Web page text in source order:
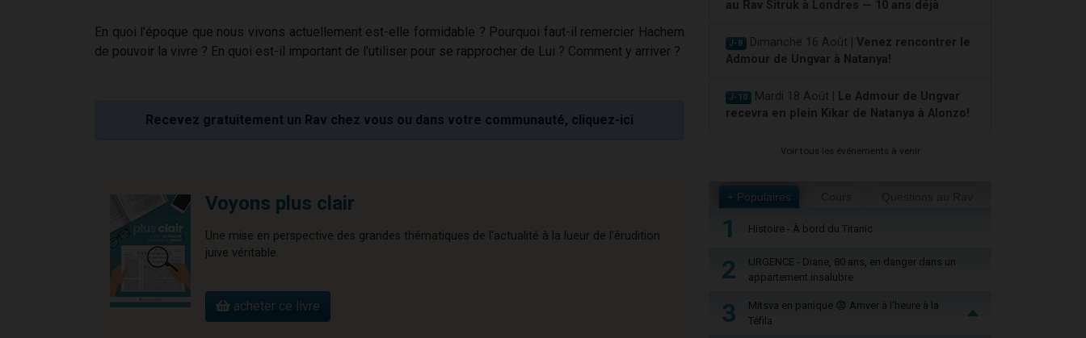
En quoi l'époque que nous vivons actuellement est-elle formidable ? Pourquoi faut-il remercier Hachem
de pouvoir la vivre ? En quoi est-il important de l'utiliser pour se rapprocher de Lui ? Comment y arriver ?
Recevez gratuitement un Rav chez vous ou dans votre communauté, cliquez-ici
Voyons plus clair
Une mise en perspective des grandes thématiques de l'actualité à la lueur de l'érudition
juive véritable.
acheter ce livre
au Rav Sitruk à Londres — 10 ans déjà
J-8 Dimanche 16 Août | Venez rencontrer le
Admour de Ungvar à Natanya!
J-10 Mardi 18 Août |
Le Admour de Ungvar
recevra en plein Kikar de Natanya à Alonzo!
Voir tous les événements à venir
+ Populaires
1 Histoire - À bord du Titanic
2
URGENCE - Diane, 80 ans, en danger dans un
appartement insalubre
3
Mitsva en panique 😨 Arriver à l'heure à la
Téfila